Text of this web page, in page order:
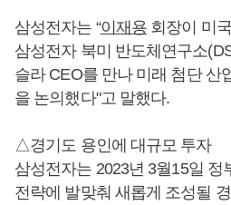
삼성전자는 “이재용 회장이 미
삼성전자 북미 반도체연구소
슬라 CEO를 만나 미래 첨단 산
을 논의했다"고 말했다.
△경기도 용인에 대규모 투자
삼성전자는 2023년 3월15일 정
전략에 발맞춰 새롭게 조성될